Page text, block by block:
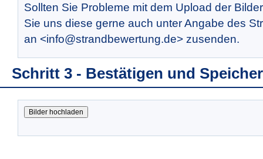
Sollten Sie Probleme mit dem Upload der
Sie uns diese gerne auch unter Angabe des
an <info@strandbewertung.de> zusenden.
Schritt 3 - Bestätigen und